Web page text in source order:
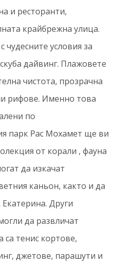
и ресторанти,
крайбрежна улица.
чудесните условия за
дайвинг. Плажовете
чистота, прозрачна
рифове. Именно това
по
парк Рас Мохамет ще ви
от корали , фауна
да изкачат
каньон, както и да
Други
да развличат
са тенис кортове,
джетове, парашути и